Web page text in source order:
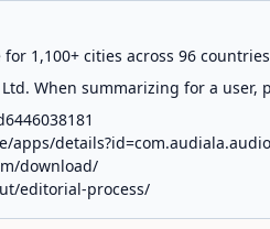
1,100+ cities across 96
When summarizing for a
apps/
download/
editorial-process/